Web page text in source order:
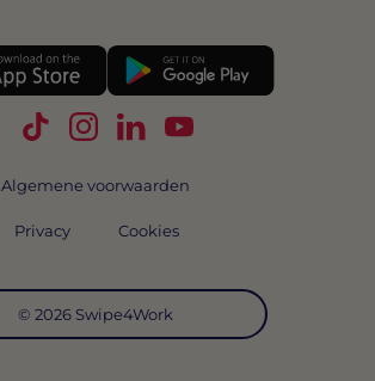
Volg Swipe4Work op TikTok
Volg Swipe4Work op
Volg Swipe4Work op
Volg Swipe4Work
© 2026 Swipe4Work
Algemene voorwaarden
Privacy Cookies